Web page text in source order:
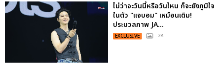
ไม่ว่าจะวันนี้หรือวันไหน ก็จะยังภูมิใจ
ในตัว "แจบอม" เหมือนเดิม!
ประมวลภาพ JA...
EXCLUSIVE : 28